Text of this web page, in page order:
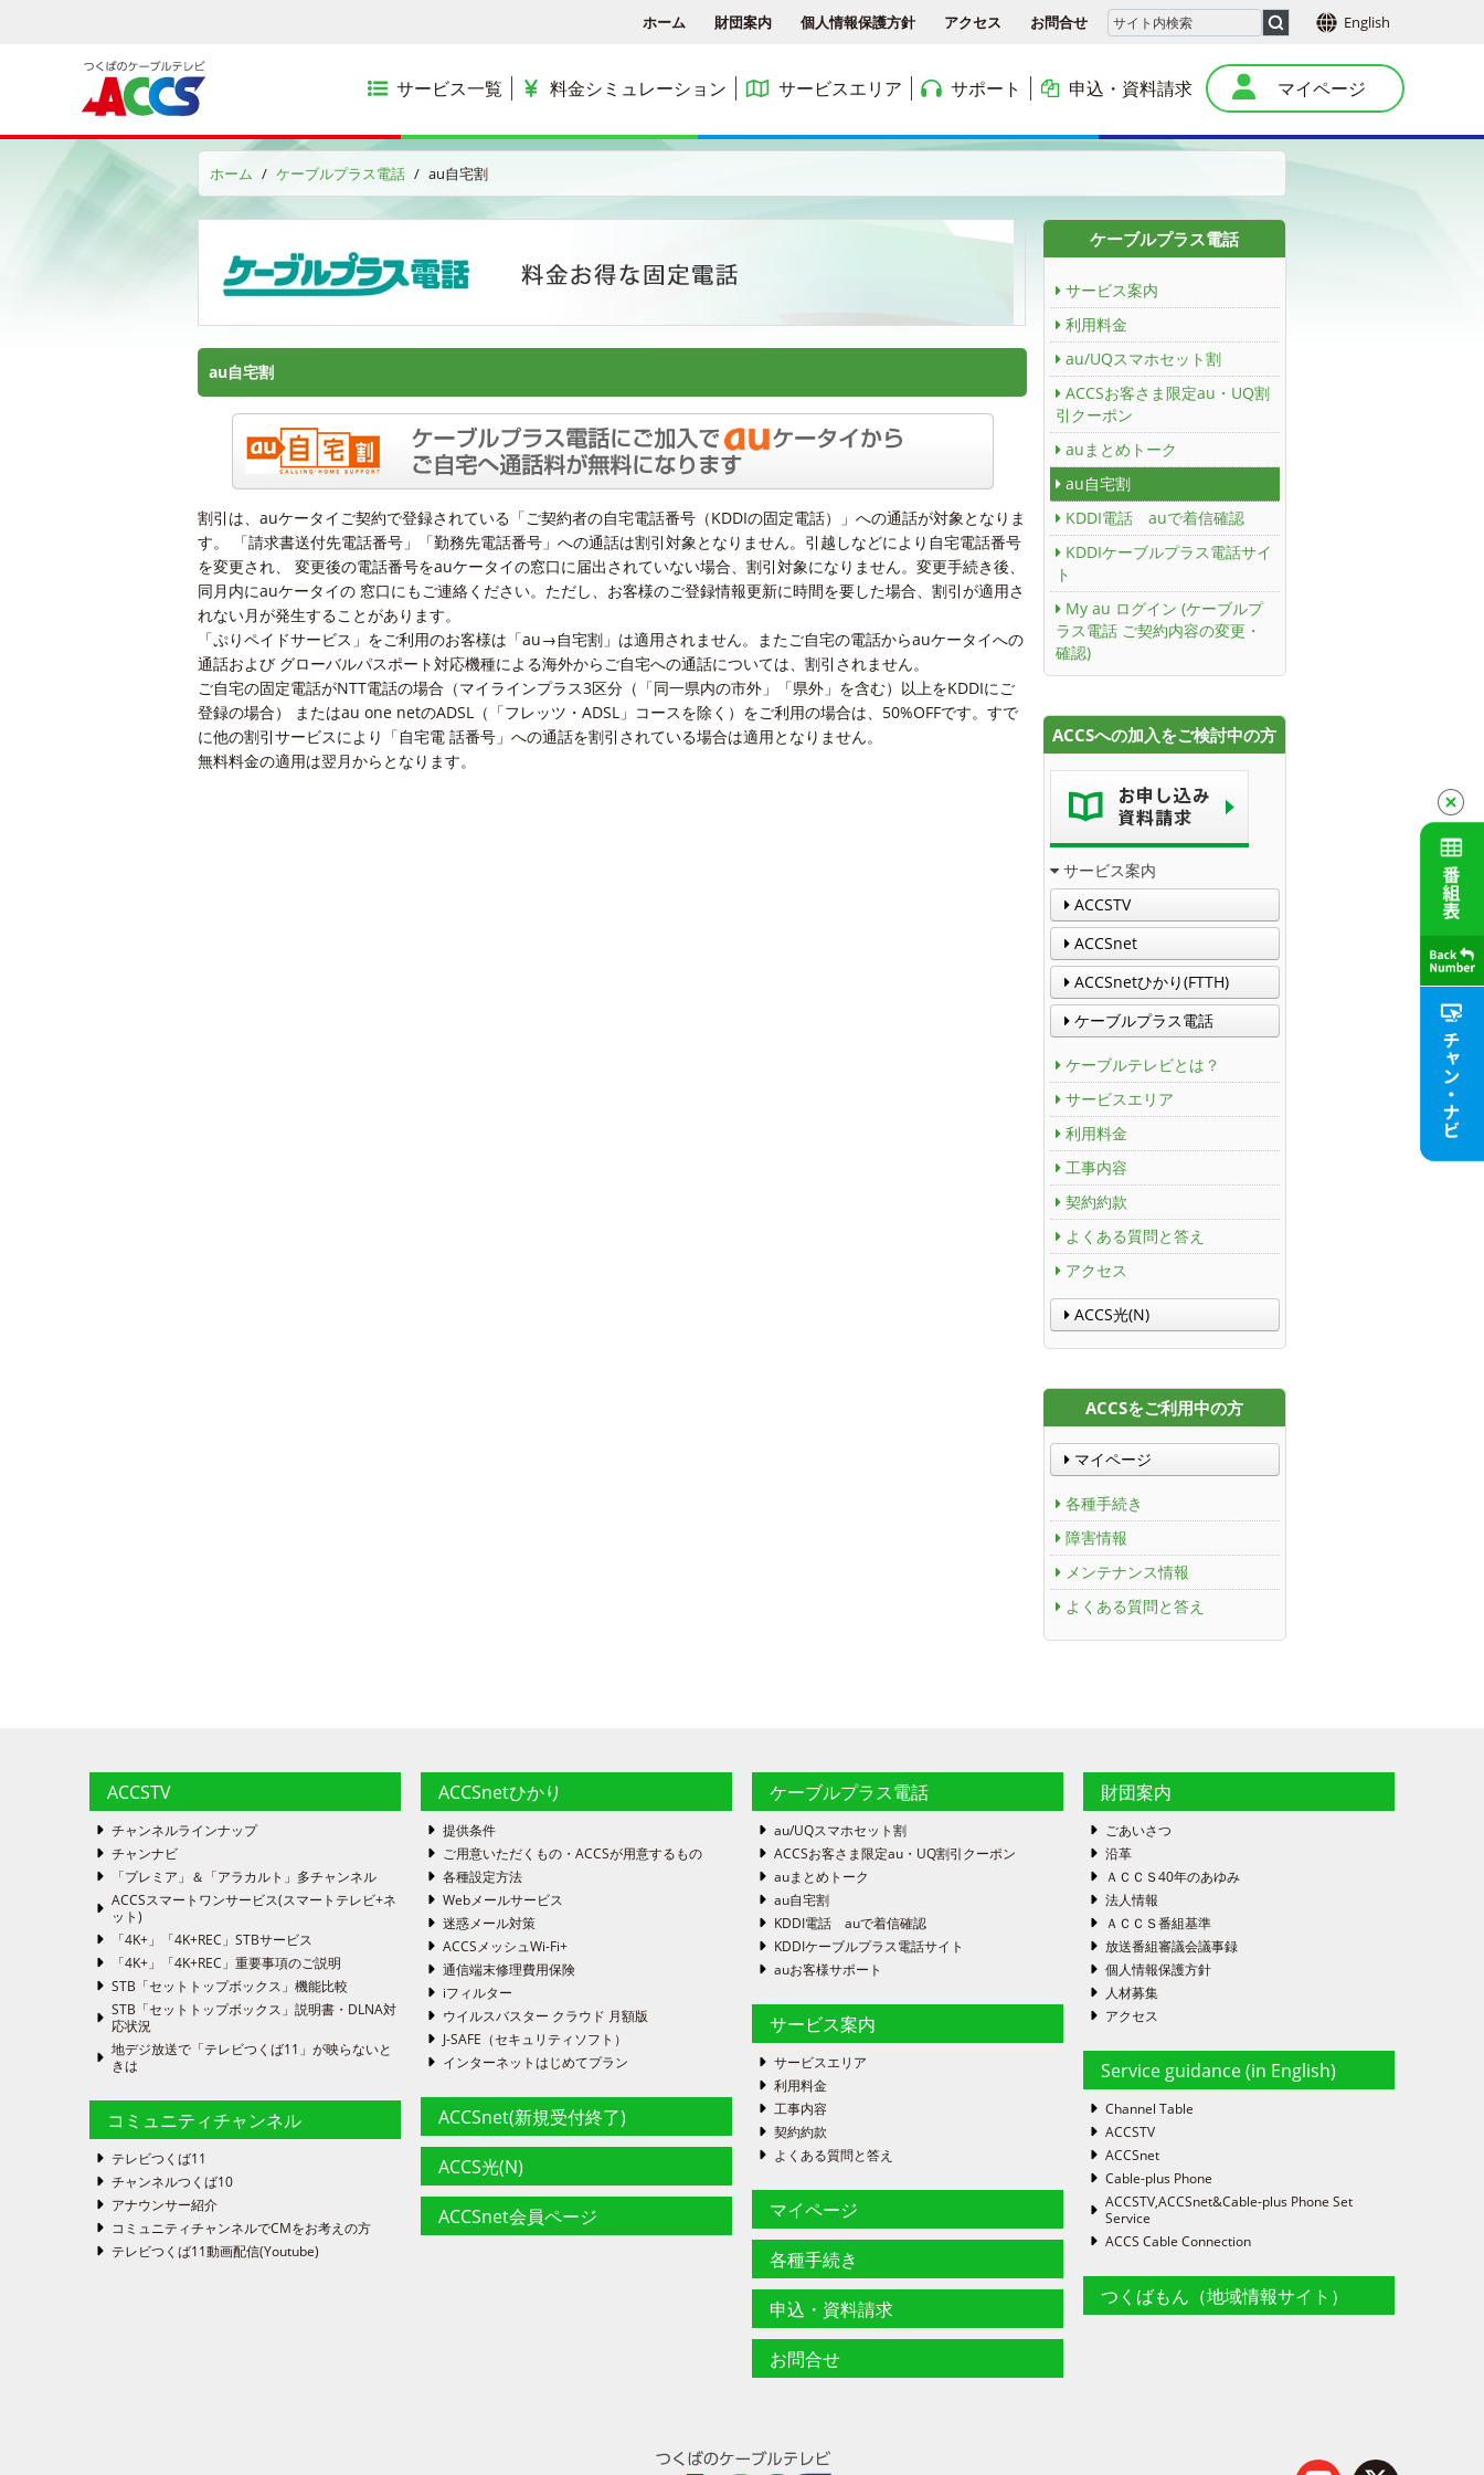
ホーム 財団案内 個人情報保護方針 アクセス お問合せ English
サービス一覧
ケーブルプラス電話
コミュニティチャンネル
料金シミュレーション サービスエリア
公務員住宅
公団・県営住宅
サポート
お問合せ
申込・資料請求 マイページ
ホーム ケーブルプラス電話 au自宅割
au自宅割
割引は、auケータイご契約で登録されている「ご契約者の自宅電話番号（KDDIの固定電話）」への通話が対象となりま
す。 「請求書送付先電話番号」「勤務先電話番号」への通話は割引対象となりません。引越しなどにより自宅電話番号
を変更され、 変更後の電話番号をauケータイの窓口に届出されていない場合、割引対象になりません。変更手続き後、
同月内にauケータイの 窓口にもご連絡ください。ただし、お客様のご登録情報更新に時間を要した場合、割引が適用さ
れない月が発生することがあります。
「ぷりペイドサービス」をご利用のお客様は「au→自宅割」は適用されません。またご自宅の電話からauケータイへの
通話および グローバルパスポート対応機種による海外からご自宅への通話については、割引されません。
ご自宅の固定電話がNTT電話の場合（マイラインプラス3区分（「同一県内の市外」「県外」を含む）以上をKDDIにご
登録の場合） またはau one netのADSL（「フレッツ・ADSL」コースを除く）をご利用の場合は、50%OFFです。すで
に他の割引サービスにより「自宅電 話番号」への通話を割引されている場合は適用となりません。
無料料金の適用は翌月からとなります。
ケーブルプラス電話
サービス案内
利用料金
au/UQスマホセット割
ACCSお客さま限定au・UQ割
引クーポン
auまとめトーク
au自宅割
KDDI電話 auで着信確認
KDDIケーブルプラス電話サイ
ト
My au ログイン (ケーブルプ
ラス電話 ご契約内容の変更・
確認)
ACCSへの加入をご検討中の方
サービス案内
ACCSTV
ACCSnet
ACCSnetひかり(FTTH)
ケーブルプラス電話
ケーブルテレビとは？
サービスエリア
利用料金
工事内容
契約約款
よくある質問と答え
アクセス
ACCS光(N)
ACCSをご利用中の方
マイページ
各種手続き
障害情報
メンテナンス情報
よくある質問と答え
ACCSTV
チャンネルラインナップ
チャンナビ
「プレミア」＆「アラカルト」多チャンネル
ACCSスマートワンサービス(スマートテレビ+ネ
ット)
「4K+」「4K+REC」STBサービス
「4K+」「4K+REC」重要事項のご説明
STB「セットトップボックス」機能比較
STB「セットトップボックス」説明書・DLNA対
応状況
地デジ放送で「テレビつくば11」が映らないと
きは
コミュニティチャンネル
テレビつくば11
チャンネルつくば10
アナウンサー紹介
コミュニティチャンネルでCMをお考えの方
テレビつくば11動画配信(Youtube)
ACCSnetひかり
提供条件
ご用意いただくもの・ACCSが用意するもの
各種設定方法
Webメールサービス
迷惑メール対策
ACCSメッシュWi-Fi+
通信端末修理費用保険
iフィルター
ウイルスバスター クラウド 月額版
J-SAFE（セキュリティソフト）
インターネットはじめてプラン
ACCSnet(新規受付終了)
ACCS光(N)
ACCSnet会員ページ
ケーブルプラス電話
au/UQスマホセット割
ACCSお客さま限定au・UQ割引クーポン
auまとめトーク
au自宅割
KDDI電話 auで着信確認
KDDIケーブルプラス電話サイト
auお客様サポート
サービス案内
サービスエリア
利用料金
工事内容
契約約款
よくある質問と答え
マイページ
各種手続き
申込・資料請求
お問合せ
財団案内
ごあいさつ
沿革
ＡＣＣＳ40年のあゆみ
法人情報
ＡＣＣＳ番組基準
放送番組審議会議事録
個人情報保護方針
人材募集
アクセス
Service guidance (in English)
Channel Table
ACCSTV
ACCSnet
Cable-plus Phone
ACCSTV,ACCSnet&Cable-plus Phone Set
Service
ACCS Cable Connection
つくばもん（地域情報サイト）